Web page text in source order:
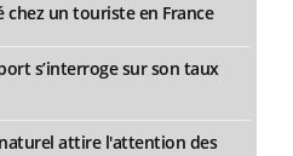
un touriste en France
s’interroge sur son taux
attire l'attention des